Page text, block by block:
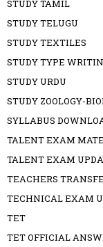
STUDY TAMIL
STUDY TELUGU
STUDY TEXTILES
STUDY TYPE
STUDY URDU
STUDY ZOOLOGY-
SYLLABUS
TALENT EXAM
TALENT EXAM
TEACHERS
TECHNICAL EXAM
TET
TET OFFICIAL